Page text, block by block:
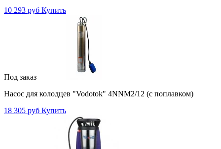
10 293 руб Купить
Под заказ
Насос для колодцев "Vodotok" 4NNM2/12 (с поплавком)
18 305 руб Купить